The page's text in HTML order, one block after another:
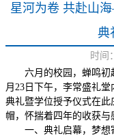
星河为卷 共赴山
典
时间
六月的校园，蝉鸣初
月23日下午，李常盛礼
典礼暨学位授予仪式在
帽，怀揣着四年的收获与
一、典礼启幕，梦想